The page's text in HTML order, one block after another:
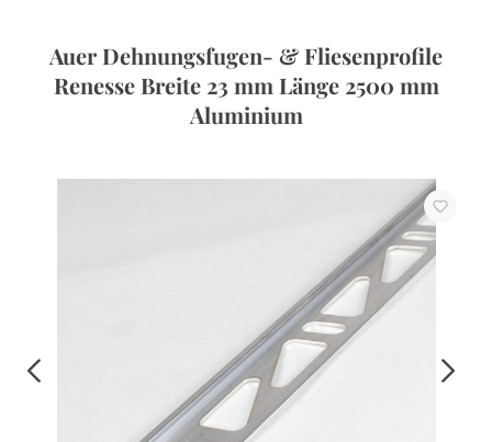
Auer Dehnungsfugen- & Fliesenprofile
Renesse Breite 23 mm Länge 2500 mm
Aluminium